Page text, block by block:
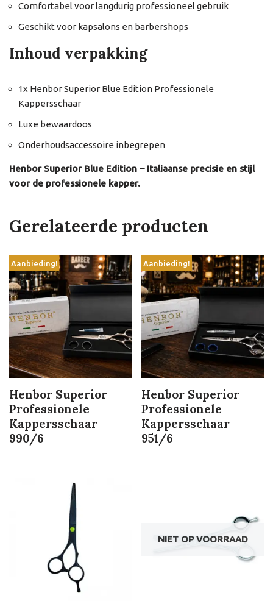
Comfortabel voor langdurig professioneel gebruik
Geschikt voor kapsalons en barbershops
Inhoud verpakking
1x Henbor Superior Blue Edition Professionele
Kappersschaar
Luxe bewaardoos
Onderhoudsaccessoire inbegrepen
Henbor Superior Blue Edition – Italiaanse precisie en stijl
voor de professionele kapper.
Gerelateerde producten
Aanbieding!
Henbor Superior
Professionele
Kappersschaar
990/6
Aanbieding!
Henbor Superior
Professionele
Kappersschaar
951/6
NIET OP VOORRAAD